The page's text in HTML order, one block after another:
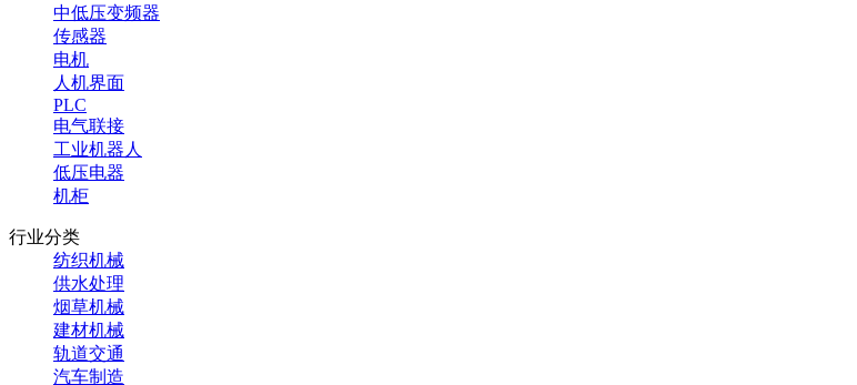
中低压变频器
传感器
电机
人机界面
PLC
电气联接
工业机器人
低压电器
机柜
行业分类
纺织机械
供水处理
烟草机械
建材机械
轨道交通
汽车制造